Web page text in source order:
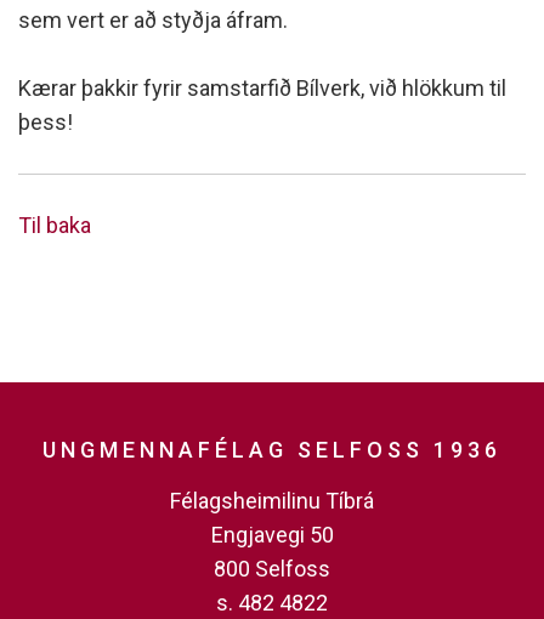
sem vert er að styðja áfram.
Kærar þakkir fyrir samstarfið Bílverk, við hlökkum til
þess!
Til baka
UNGMENNAFÉLAG SELFOSS 1936
Félagsheimilinu Tíbrá
Engjavegi 50
800 Selfoss
s. 482 4822